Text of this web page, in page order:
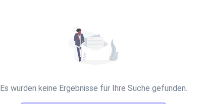
Es wurden keine Ergebnisse für Ihre Suche gefunden.